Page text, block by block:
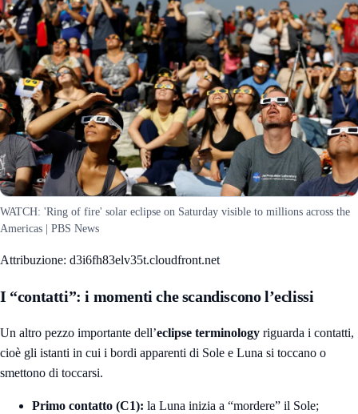
WATCH: 'Ring of fire' solar eclipse on Saturday visible to millions across the
Americas | PBS News
Attribuzione: d3i6fh83elv35t.cloudfront.net
I “contatti”: i momenti che scandiscono l’eclissi
Un altro pezzo importante dell’eclipse terminology riguarda i contatti,
cioè gli istanti in cui i bordi apparenti di Sole e Luna si toccano o
smettono di toccarsi.
Primo contatto (C1): la Luna inizia a “mordere” il Sole;